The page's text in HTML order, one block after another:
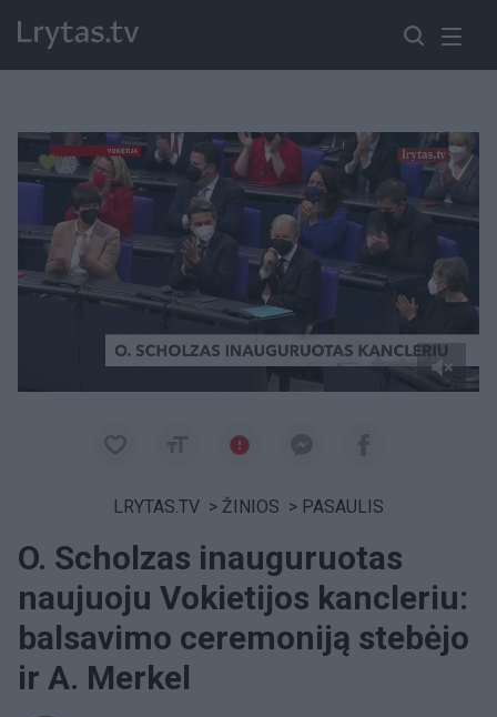
Paremkite Ukrainą
LRYTAS.TV > ŽINIOS > PASAULIS
O. Scholzas inauguruotas
naujuoju Vokietijos kancleriu:
balsavimo ceremoniją stebėjo
ir A. Merkel